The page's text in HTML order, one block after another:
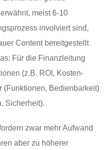
meist 6-10
involviert sind,
Content bereitgestellt
Für die Finanzleitung
(z.B. ROI, Kosten-
(Funktionen, Bedienbarkeit)
Sicherheit).
zwar mehr Aufwand
aber zu höherer